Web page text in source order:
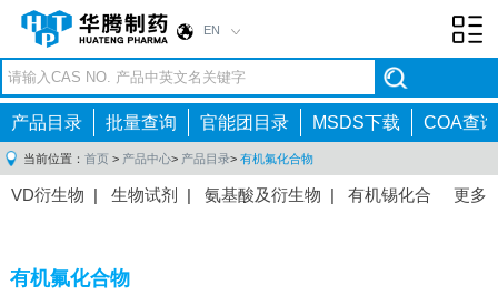
EN
产品目录 批量查询 官能团目录 MSDS下载 COA查询
当前位置： 首页 > 产品中心> 产品目录> 有机氟化合物
更多
VD衍生物 | 生物试剂 | 氨基酸及衍生物 | 有机锡化合
间体|抗高血压药物中间体
有机氟化合物